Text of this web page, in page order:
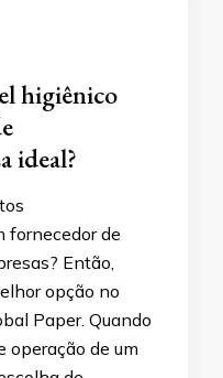
higiênico
ideal?
fornecedor de
Então,
opção no
Paper. Quando
operação de um